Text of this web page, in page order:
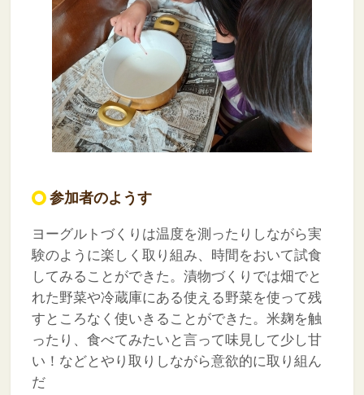
参加者のようす
ヨーグルトづくりは温度を測ったりしながら実
験のように楽しく取り組み、時間をおいて試食
してみることができた。漬物づくりでは畑でと
れた野菜や冷蔵庫にある使える野菜を使って残
すところなく使いきることができた。米麹を触
ったり、食べてみたいと言って味見して少し甘
い！などとやり取りしながら意欲的に取り組ん
だ